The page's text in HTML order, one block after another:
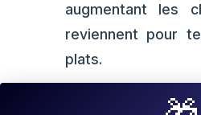
augmentant les
reviennent pour
plats.